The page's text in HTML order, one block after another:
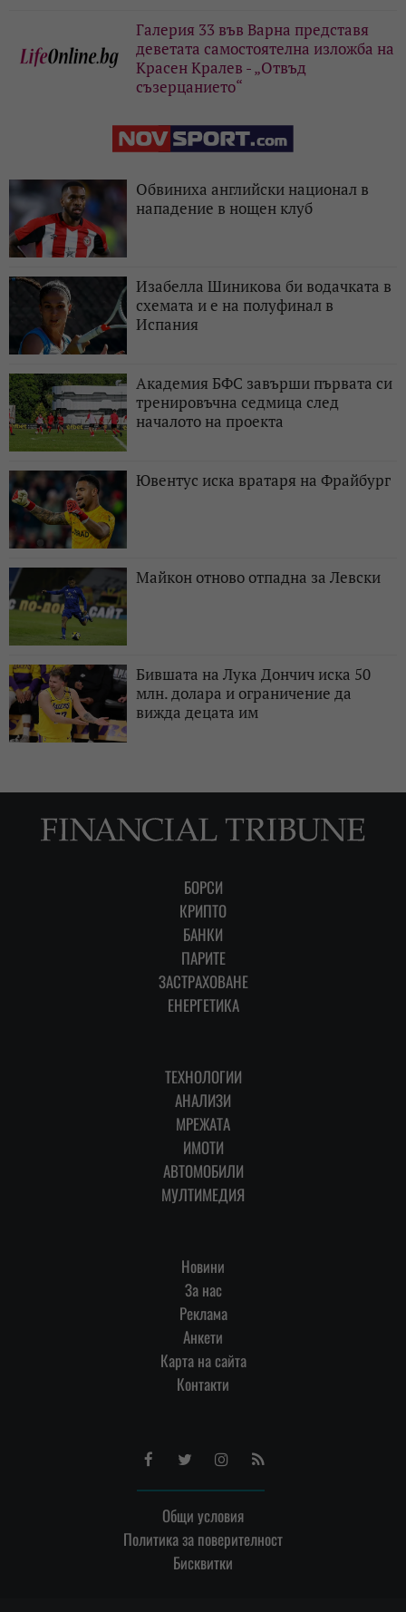
Галерия 33 във Варна представя
деветата самостоятелна изложба на
Красен Кралев - „Отвъд
съзерцанието“
Обвиниха английски национал в
нападение в нощен клуб
Изабелла Шиникова би водачката в
схемата и е на полуфинал в
Испания
Академия БФС завърши първата си
тренировъчна седмица след
началото на проекта
Ювентус иска вратаря на Фрайбург
Майкон отново отпадна за Левски
Бившата на Лука Дончич иска 50
млн. долара и ограничение да
вижда децата им
БОРСИ
КРИПТО
БАНКИ
ПАРИТЕ
ЗАСТРАХОВАНЕ
ЕНЕРГЕТИКА
ТЕХНОЛОГИИ
АНАЛИЗИ
МРЕЖАТА
ИМОТИ
АВТОМОБИЛИ
МУЛТИМЕДИЯ
Новини
За нас
Реклама
Анкети
Карта на сайта
Контакти
FacebookTwitterInstagram
RSS
Общи условия
Политика за поверителност
Бисквитки